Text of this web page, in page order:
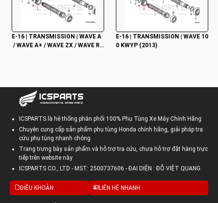
E-16 | TRANSMISSION | WAVE A
/ WAVE A+ / WAVE ZX / WAVE RS
E-16 | TRANSMISSION | WAVE 10
0 KWYP (2013)
ICSPARTS là hệ thống phân phối 100% Phụ Tùng Xe Máy Chính Hãng
Chuyên cung cấp sản phẩm phụ tùng Honda chính hãng, giải pháp tra
cứu phụ tùng nhanh chóng
Trang trưng bày sản phẩm và hỗ trợ tra cứu, chưa hỗ trợ đặt hàng trực
tiếp trên website này
ICSPARTS CO., LTD - MST: 2500737606 - ĐẠI DIỆN : ĐỖ VIỆT QUANG
ĐIỀU KHOẢN LIÊN HỆ NHANH